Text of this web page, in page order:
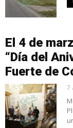
El 4 de
“Día del
Fuerte de
7